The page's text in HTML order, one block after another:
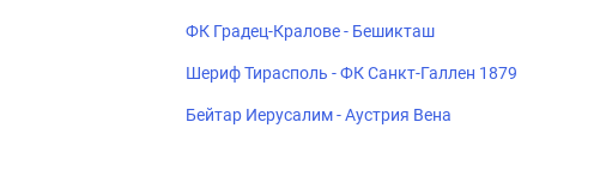
ФК Градец-Кралове - Бешикташ
Шериф Тирасполь - ФК Санкт-Галлен 1879
Бейтар Иерусалим - Аустрия Вена